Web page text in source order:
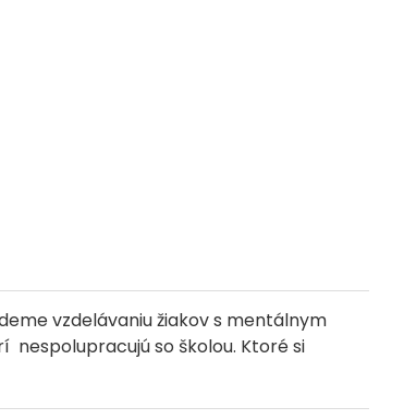
vzdelávaniu žiakov s mentálnym
so školou. Ktoré si